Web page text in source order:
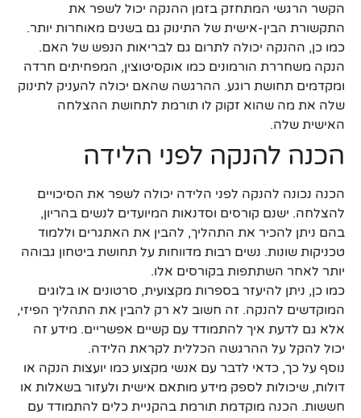
הקשר הרגשי המתחזק בזמן ההנקה יכול לשפר את
התקשורת הבין-אישית של התינוק גם בשנים מאוחרות יותר.
כמו כן, ההנקה יכולה לתרום גם לבריאות הנפש של האם.
הנקה משחררת הורמונים כמו אוקסיטוצין, המפחיתים חרדה
ומקדמים תחושת רוגע. ההרגשה שהאם יכולה להעניק לתינוק
שלה את מה שהוא זקוק לו תורמת לתחושת ההצלחה
האישית שלה.
הכנה להנקה לפני הלידה
הכנה נכונה להנקה לפני הלידה יכולה לשפר את הסיכויים
להצלחה. ישנם קורסים וסדנאות המיועדים לנשים בהריון,
בהם ניתן להכיר את התהליך, להבין את האתגרים וללמוד
טכניקות שונות. נשים רבות מדווחות על תחושת ביטחון גבוהה
יותר לאחר השתתפות בקורסים אלו.
כמו כן, ניתן להיעזר בספרות מקצועית, סרטונים או בלוגים
המוקדשים להנקה. זה חשוב לא רק להבין את התהליך הפיזי,
אלא גם לדעת איך להתמודד עם קשיים אפשריים. מידע זה
יכול להקל על ההרגשה הכללית לקראת הלידה.
נוסף על כך, כדאי לדבר עם אנשי מקצוע כמו יועצות הנקה או
דולות, שיכולות לספק מידע מותאם אישית ולעזור בשאלות או
חששות. הכנה מוקדמת תורמת בהקניית כלים להתמודד עם